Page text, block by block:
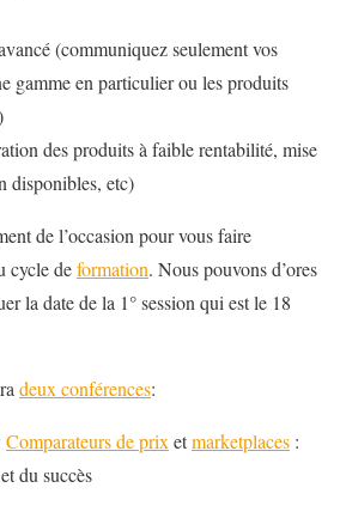
(communiquez seulement vos
gamme en particulier ou les produits
des produits à faible rentabilité, mise
disponibles, etc)
de l’occasion pour vous faire
cycle deformation. Nous pouvons d’ores
la date de la 1° session qui est le 18
deux conférences:
Comparateurs de prix etmarketplaces :
du succès